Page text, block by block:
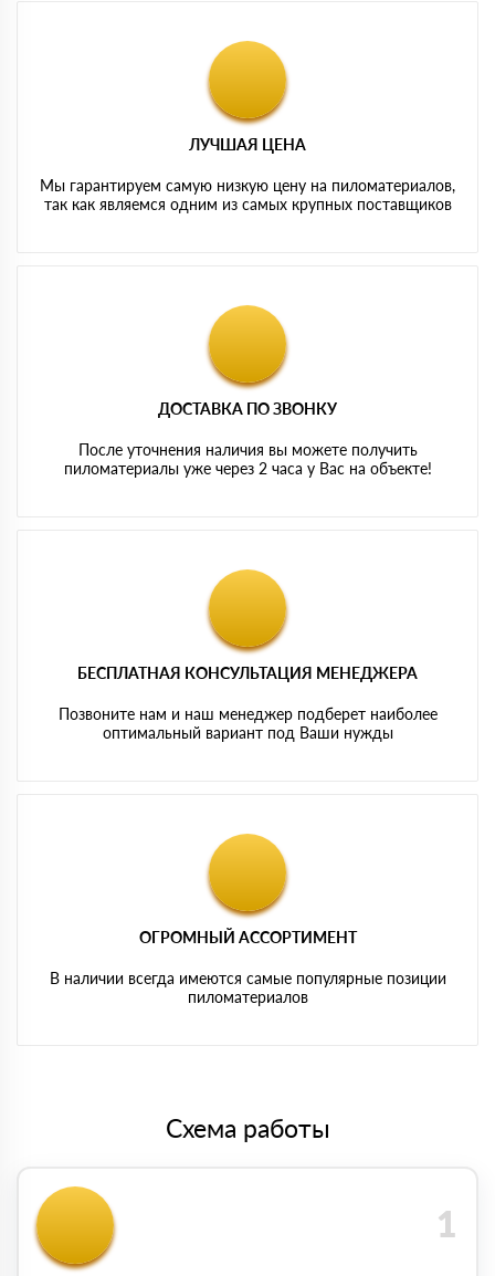
ЛУЧШАЯ ЦЕНА
Мы гарантируем самую низкую цену на пиломатериалов,
так как являемся одним из самых крупных поставщиков
ДОСТАВКА ПО ЗВОНКУ
После уточнения наличия вы можете получить
пиломатериалы уже через 2 часа у Вас на объекте!
БЕСПЛАТНАЯ КОНСУЛЬТАЦИЯ МЕНЕДЖЕРА
Позвоните нам и наш менеджер подберет наиболее
оптимальный вариант под Ваши нужды
ОГРОМНЫЙ АССОРТИМЕНТ
В наличии всегда имеются самые популярные позиции
пиломатериалов
Схема работы